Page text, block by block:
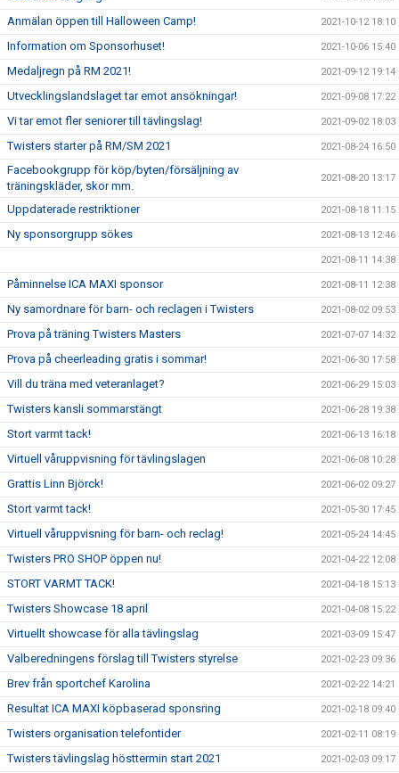
Anmälan öppen till Halloween Camp! 2021-10-12 18:10
Information om Sponsorhuset! 2021-10-06 15:40
Medaljregn på RM 2021! 2021-09-12 19:14
Utvecklingslandslaget tar emot ansökningar! 2021-09-08 17:22
Vi tar emot fler seniorer till tävlingslag! 2021-09-02 18:03
Twisters starter på RM/SM 2021 2021-08-24 16:50
Facebookgrupp för köp/byten/försäljning av
träningskläder, skor mm.
2021-08-20 13:17
Uppdaterade restriktioner 2021-08-18 11:15
Ny sponsorgrupp sökes 2021-08-13 12:46
2021-08-11 14:38
Påminnelse ICA MAXI sponsor 2021-08-11 12:38
Ny samordnare för barn- och reclagen i Twisters 2021-08-02 09:53
Prova på träning Twisters Masters 2021-07-07 14:32
Prova på cheerleading gratis i sommar! 2021-06-30 17:58
Vill du träna med veteranlaget? 2021-06-29 15:03
Twisters kansli sommarstängt 2021-06-28 19:38
Stort varmt tack! 2021-06-13 16:18
Virtuell våruppvisning för tävlingslagen 2021-06-08 10:28
Grattis Linn Björck! 2021-06-02 09:27
Stort varmt tack! 2021-05-30 17:45
Virtuell våruppvisning för barn- och reclag! 2021-05-24 14:45
Twisters PRO SHOP öppen nu! 2021-04-22 12:08
STORT VARMT TACK! 2021-04-18 15:13
Twisters Showcase 18 april 2021-04-08 15:22
Virtuellt showcase för alla tävlingslag 2021-03-09 15:47
Valberedningens förslag till Twisters styrelse 2021-02-23 09:36
Brev från sportchef Karolina 2021-02-22 14:21
Resultat ICA MAXI köpbaserad sponsring 2021-02-18 09:40
Twisters organisation telefontider 2021-02-11 08:19
Twisters tävlingslag hösttermin start 2021 2021-02-03 09:17